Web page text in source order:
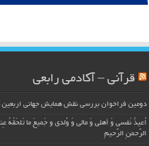
قرآنی – آکادمی رابعی
دومین فراخوان بررسی نقش همایش جهانی اربعین
اُعیذُ نَفسی وَ أهلی وَ مالی وَ وُلدی و جَمیعَ ما تَلحَقُهُ
الرَّحمنِ الرَّحیمِ